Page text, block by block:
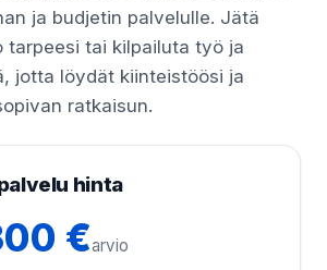
ja budjetin palvelulle. Jätä
tarpeesi tai kilpailuta työ ja
jotta löydät kiinteistöösi ja
ratkaisun.
hinta
€arvio